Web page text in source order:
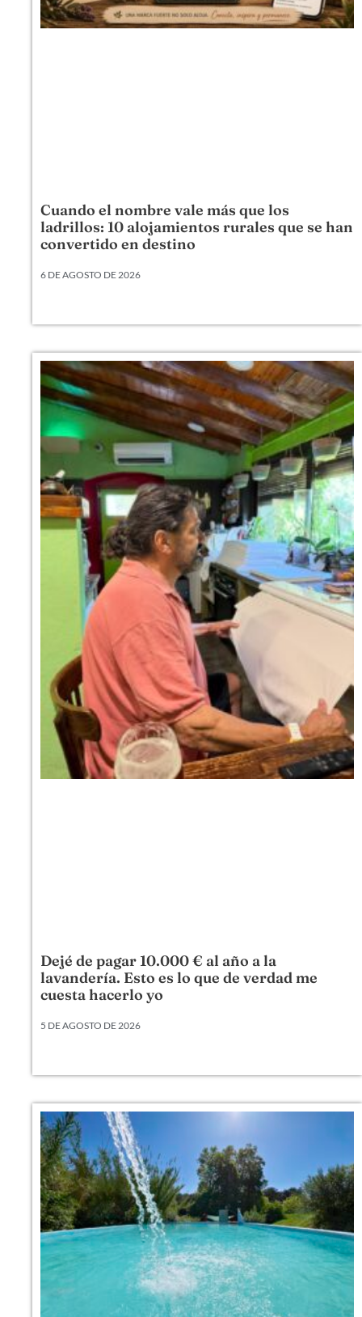
Cuando el nombre vale más que los
ladrillos: 10 alojamientos rurales que se han
convertido en destino
6 DE AGOSTO DE 2026
Dejé de pagar 10.000 € al año a la
lavandería. Esto es lo que de verdad me
cuesta hacerlo yo
5 DE AGOSTO DE 2026